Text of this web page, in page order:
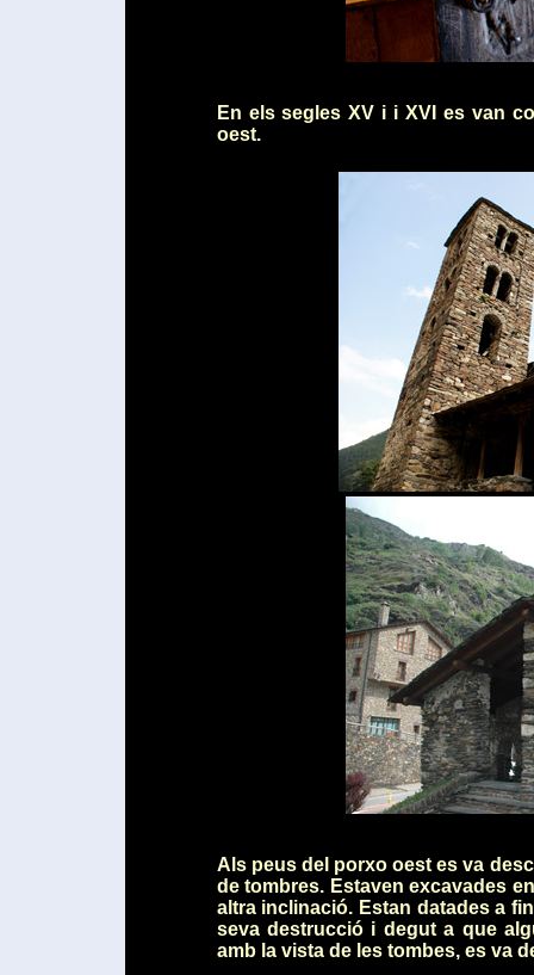
En els segles XV i i XVI es van
oest.
Als peus del porxo oest es va
de tombres. Estaven excavades
altra inclinació. Estan datades a
seva destrucció i degut a que
amb la vista de les tombes, es va